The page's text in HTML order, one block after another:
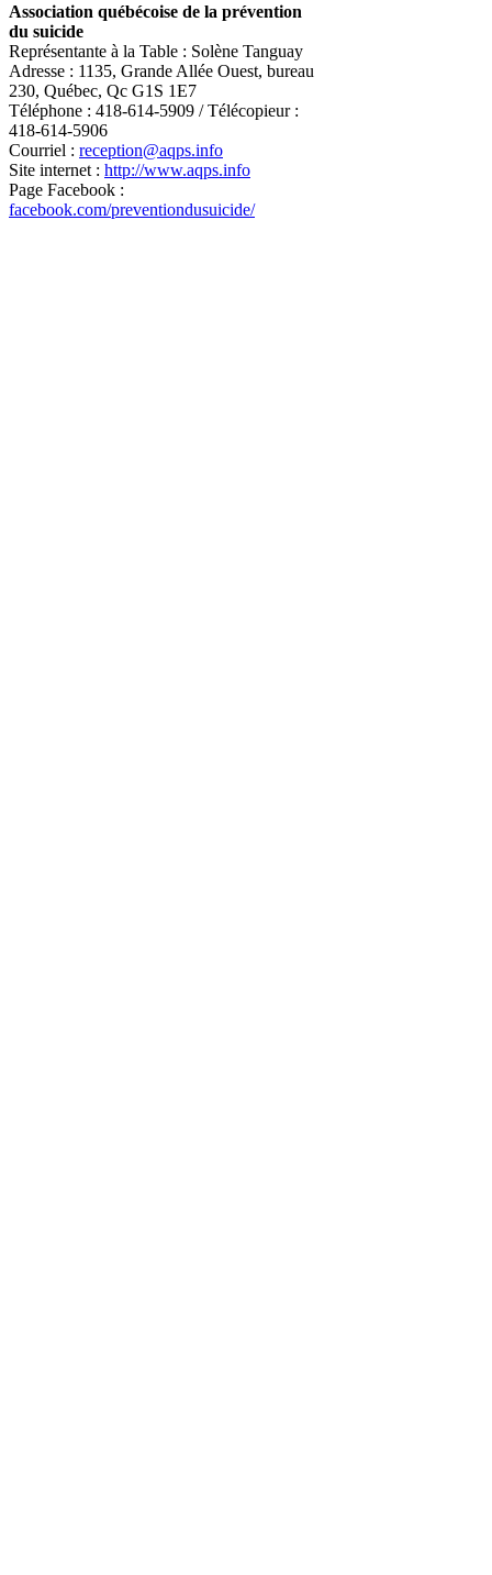
Association québécoise de la prévention
du suicide
Représentante à la Table : Solène Tanguay
Adresse : 1135, Grande Allée Ouest, bureau
230, Québec, Qc G1S 1E7
Téléphone : 418-614-5909 / Télécopieur :
418-614-5906
Courriel : reception@aqps.info
Site internet : http://www.aqps.info
Page Facebook :
facebook.com/preventiondusuicide/